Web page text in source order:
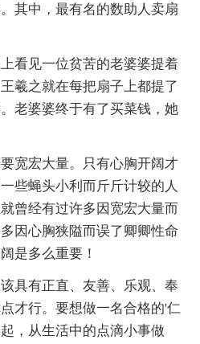
其中，最有名的数助人卖扇
见一位贫苦的老婆婆提着
羲之就在每把扇子上都提了
老婆婆终于有了买菜钱，她
宏大量。只有心胸开阔才
些蝇头小利而斤斤计较的人
曾经有过许多因宽宏大量而
因心胸狭隘而误了卿卿性命
是多么重要！
有正直、友善、乐观、奉
才行。要想做一名合格的'仁
，从生活中的点滴小事做